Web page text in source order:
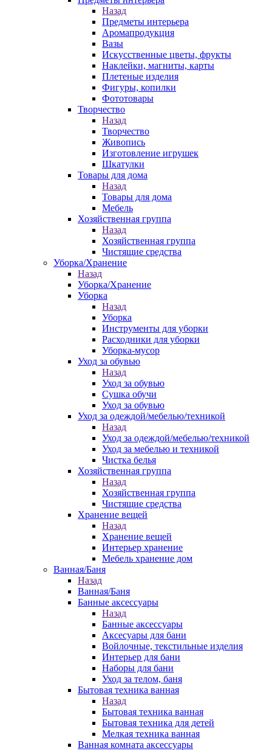
Назад
Предметы интерьера
Аромапродукция
Вазы
Искусственные цветы, фрукты
Наклейки, магниты, карты
Плетеные изделия
Фигуры, копилки
Фототовары
Творчество
Назад
Творчество
Живопись
Изготовление игрушек
Шкатулки
Товары для дома
Назад
Товары для дома
Мебель
Хозяйственная группа
Назад
Хозяйственная группа
Чистящие средства
Уборка/Хранение
Назад
Уборка/Хранение
Уборка
Назад
Уборка
Инструменты для уборки
Расходники для уборки
Уборка-мусор
Уход за обувью
Назад
Уход за обувью
Сушка обучи
Уход за обувью
Уход за одеждой/мебелью/техникой
Назад
Уход за одеждой/мебелью/техникой
Уход за мебелью и техникой
Чистка белья
Хозяйственная группа
Назад
Хозяйственная группа
Чистящие средства
Хранение вещей
Назад
Хранение вещей
Интерьер хранение
Мебель хранение дом
Ванная/Баня
Назад
Ванная/Баня
Банные аксессуары
Назад
Банные аксессуары
Аксесуары для бани
Войлочные, текстильные изделия
Интерьер для бани
Наборы для бани
Уход за телом, баня
Бытовая техника ванная
Назад
Бытовая техника ванная
Бытовая техника для детей
Мелкая техника ванная
Ванная комната аксессуары